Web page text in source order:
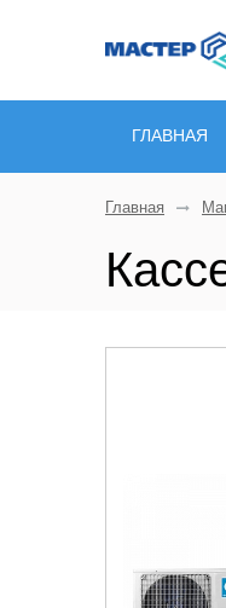
ГЛАВНАЯ
Главная